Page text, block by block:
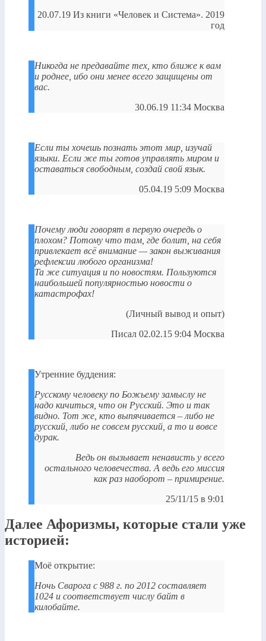
20.07.19 Из книги «Человек и Система». 2019
год
Никогда не предавайте тех, кто ближе к вам
и роднее, ибо они менее всего защищены от
вас.
30.06.19 11:34 Москва
Если ты хочешь познать этот мир, изучай
языки. Если же ты готов управлять миром и
оставаться свободным, создай свой язык.
05.04.19 5:09 Москва
Почему люди говорят в первую очередь о
плохом? Потому что там, где болит, на себя
привлекает всё внимание — закон выживания
рефлексии любого организма!
Та же ситуация и по новостям. Пользуются
наибольшей популярностью новости о
катастрофах!
(Личный вывод и опыт)
Писал 02.02.15 9:04 Москва
Утренние буддения:
Русскому человеку по Божьему замыслу не
надо кичиться, что он Русский. Это и так
видно. Тот же, кто выпячивается – либо не
русский, либо не совсем русский, а то и вовсе
дурак.
Ведь он вызывает ненависть у всего
остального человечества. А ведь его миссия
как раз наоборот – примирение.
25/11/15 в 9:01
Далее Афоризмы, которые стали уже
историей:
Моё открытие:
Ночь Сварога с 988 г. по 2012 составляет
1024 и соответствует числу байт в
килобайте.